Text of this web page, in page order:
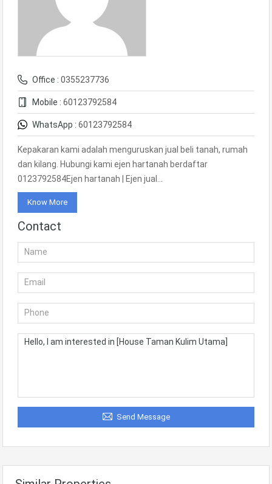
Office : 0355237736
Mobile : 60123792584
WhatsApp : 60123792584
Kepakaran kami adalah menguruskan jual beli tanah, rumah
dan kilang. Hubungi kami ejen hartanah berdaftar
0123792584Ejen hartanah | Ejen jual…
Know More
Contact
Send Message